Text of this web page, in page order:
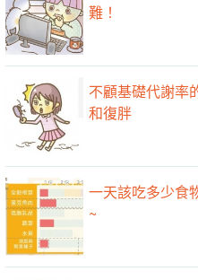
難！
不顧基礎代謝率
和復胖
一天該吃多少食
~